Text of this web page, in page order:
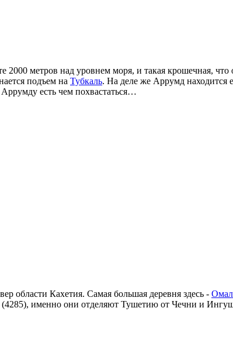
метров над уровнем моря, и такая крошечная, что
подъем на Тубкаль. На деле же Аррумд находится
есть чем похвастаться…
области Кахетия. Самая большая деревня здесь -
именно они отделяют Тушетию от Чечни и